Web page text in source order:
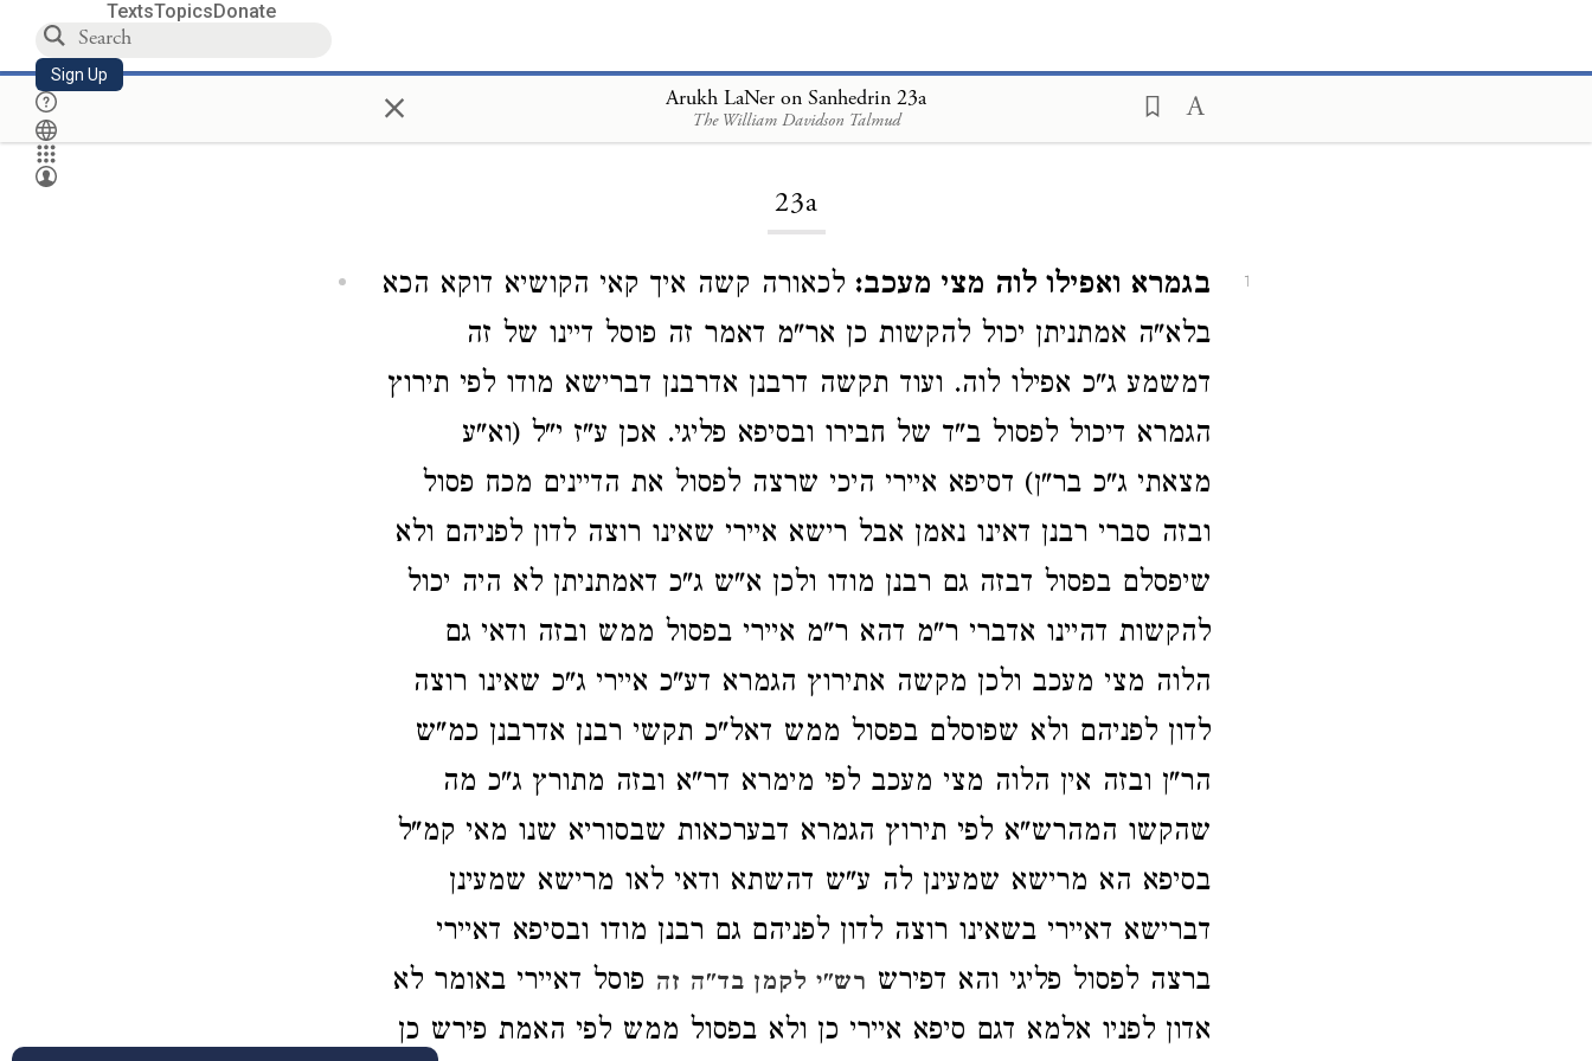
TextsTopicsDonate
Sign Up × Arukh LaNer on Sanhedrin 23a
The William Davidson Talmud
Loading...
23a
1 בגמרא ואפילו לוה מצי מעכב: לכאורה קשה איך קאי הקושיא דוקא הכא
בלא"ה אמתניתן יכול להקשות כן אר"מ דאמר זה פוסל דיינו של זה
דמשמע ג"כ אפילו לוה. ועוד תקשה דרבנן אדרבנן דברישא מודו לפי תירוץ
הגמרא דיכול לפסול ב"ד של חבירו ובסיפא פליגי. אכן ע"ז י"ל (וא"ע
מצאתי ג"כ בר"ן) דסיפא איירי היכי שרצה לפסול את הדיינים מכח פסול
ובזה סברי רבנן דאינו נאמן אבל רישא איירי שאינו רוצה לדון לפניהם ולא
שיפסלם בפסול דבזה גם רבנן מודו ולכן א"ש ג"כ דאמתניתן לא היה יכול
להקשות דהיינו אדברי ר"מ דהא ר"מ איירי בפסול ממש ובזה ודאי גם
הלוה מצי מעכב ולכן מקשה אתירוץ הגמרא דע"כ איירי ג"כ שאינו רוצה
לדון לפניהם ולא שפוסלם בפסול ממש דאל"כ תקשי רבנן אדרבנן כמ"ש
הר"ן ובזה אין הלוה מצי מעכב לפי מימרא דר"א ובזה מתורץ ג"כ מה
שהקשו המהרש"א לפי תירוץ הגמרא דבערכאות שבסוריא שנו מאי קמ"ל
בסיפא הא מרישא שמעינן לה ע"ש דהשתא ודאי לאו מרישא שמעינן
דברישא דאיירי בשאינו רוצה לדון לפניהם גם רבנן מודו ובסיפא דאיירי
ברצה לפסול פליגי והא דפירש רש"י לקמן בד"ה זה פוסל דאיירי באומר לא
אדון לפניו אלמא דגם סיפא איירי כן ולא בפסול ממש לפי האמת פירש כן